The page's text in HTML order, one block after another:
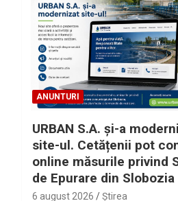
ANUNTURI
URBAN S.A. și-a
site-ul. Cetățenii pot
online măsurile privind
de Epurare din Slobozia
6 august 2026 Ştirea